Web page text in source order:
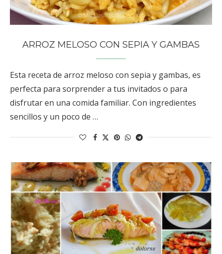
ARROZ MELOSO CON SEPIA Y GAMBAS
Esta receta de arroz meloso con sepia y gambas, es
perfecta para sorprender a tus invitados o para
disfrutar en una comida familiar. Con ingredientes
sencillos y un poco de …